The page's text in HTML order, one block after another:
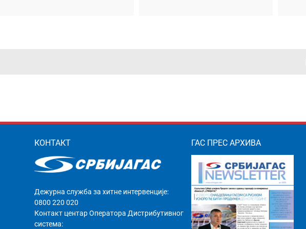
КОНТАКТ
Дежурна служба за хитне интервенције:
0800 220 020
Контакт центар Оператора Дистрибутивног
система:
ГАС ПРЕС АРХИВА